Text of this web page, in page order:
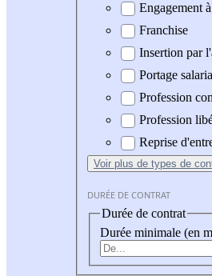
Engagement
Franchise
Insertion par
Portage
Profession
Profession
Reprise
Voir plus de types de
DURÉE DE CONTRAT
Durée de contrat
Durée minimale (en